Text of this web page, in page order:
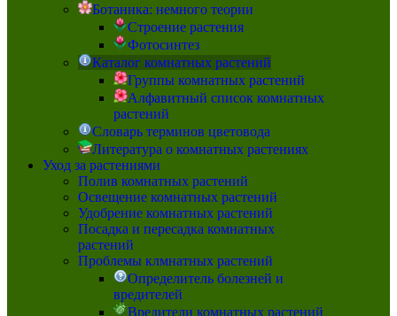
Ботаника: немного теории
Строение растения
Фотосинтез
Каталог комнатных растений
Группы комнатных растений
Алфавитный список комнатных
растений
Словарь терминов цветовода
Литература о комнатных растениях
Уход за растениями
Полив комнатных растений
Освещение комнатных растений
Удобрение комнатных растений
Посадка и пересадка комнатных
растений
Проблемы клмнатных растений
Определитель болезней и
вредителей
Вредители комнатных растений